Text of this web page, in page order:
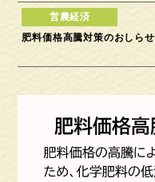
肥料価格高騰対策のおしらせ